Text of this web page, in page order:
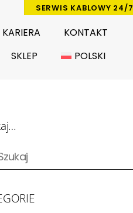
SERWIS KABLOWY 24/7
KARIERA
KONTAKT
SKLEP
POLSKI